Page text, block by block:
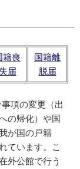
籍喪
失届
国籍離
脱届
項の変更（出
の帰化）や国
が国の戸籍
ています。こ
外公館で行う